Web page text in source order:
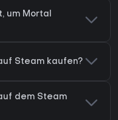
um Mortal
Steam kaufen?
dem Steam